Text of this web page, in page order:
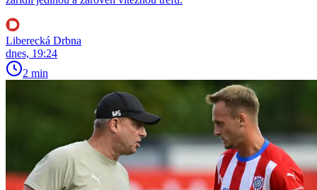
Liberecká Drbna
dnes, 19:24
2 min